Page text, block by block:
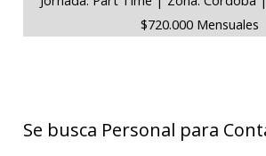
$720.000 Mensuales
Se busca Personal para